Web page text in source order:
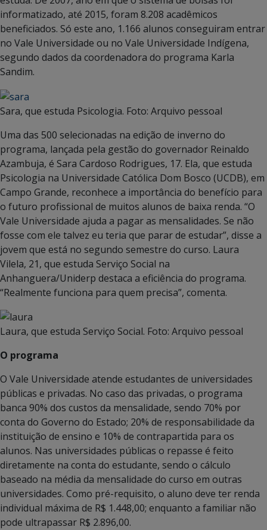
informatizado, até 2015, foram 8.208 acadêmicos
beneficiados. Só este ano, 1.166 alunos conseguiram entrar
no Vale Universidade ou no Vale Universidade Indígena,
segundo dados da coordenadora do programa Karla
Sandim.
Sara, que estuda Psicologia. Foto: Arquivo pessoal
Uma das 500 selecionadas na edição de inverno do
programa, lançada pela gestão do governador Reinaldo
Azambuja, é Sara Cardoso Rodrigues, 17. Ela, que estuda
Psicologia na Universidade Católica Dom Bosco (UCDB), em
Campo Grande, reconhece a importância do benefício para
o futuro profissional de muitos alunos de baixa renda. “O
Vale Universidade ajuda a pagar as mensalidades. Se não
fosse com ele talvez eu teria que parar de estudar”, disse a
jovem que está no segundo semestre do curso. Laura
Vilela, 21, que estuda Serviço Social na
Anhanguera/Uniderp destaca a eficiência do programa.
“Realmente funciona para quem precisa”, comenta.
Laura, que estuda Serviço Social. Foto: Arquivo pessoal
O programa
O Vale Universidade atende estudantes de universidades
públicas e privadas. No caso das privadas, o programa
banca 90% dos custos da mensalidade, sendo 70% por
conta do Governo do Estado; 20% de responsabilidade da
instituição de ensino e 10% de contrapartida para os
alunos. Nas universidades públicas o repasse é feito
diretamente na conta do estudante, sendo o cálculo
baseado na média da mensalidade do curso em outras
universidades. Como pré-requisito, o aluno deve ter renda
individual máxima de R$ 1.448,00; enquanto a familiar não
pode ultrapassar R$ 2.896,00.